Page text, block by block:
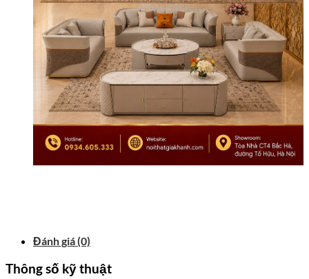
Đánh giá (0)
Thông số kỹ thuật